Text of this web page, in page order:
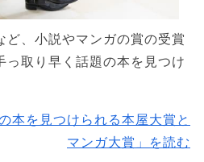
ど、小説やマンガの賞の受賞
っ取り早く話題の本を見つけ
本を見つけられる本屋大賞と
マンガ大賞」を読む